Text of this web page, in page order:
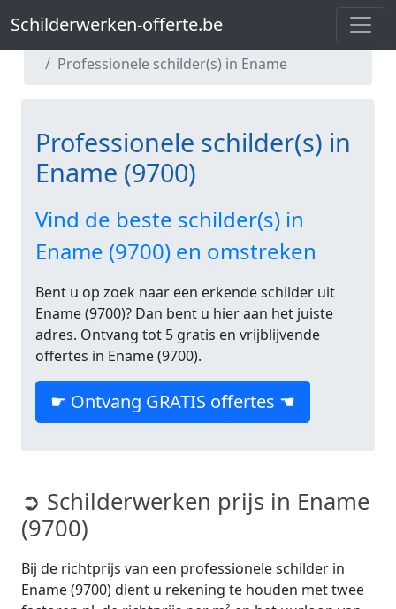
Schilderwerken-offerte.be
Schilderwerken-offerte.be
Professionele schilder(s) in Ename
Professionele schilder(s) in
Ename (9700)
Vind de beste schilder(s) in
Ename (9700) en omstreken
Bent u op zoek naar een erkende schilder uit
Ename (9700)? Dan bent u hier aan het juiste
adres. Ontvang tot 5 gratis en vrijblijvende
offertes in Ename (9700).
☛ Ontvang GRATIS offertes ☚
➲ Schilderwerken prijs in Ename
(9700)
Bij de richtprijs van een professionele schilder in
Ename (9700) dient u rekening te houden met twee